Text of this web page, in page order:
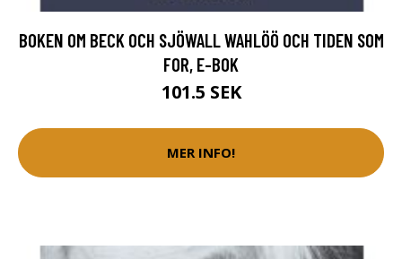
BOKEN OM BECK OCH SJÖWALL WAHLÖÖ OCH TIDEN SOM
FOR, E-BOK
101.5 SEK
MER INFO!